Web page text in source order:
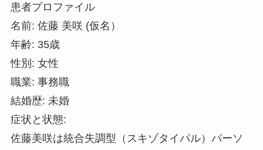
患者プロファイル
名前: 佐藤 美咲 (仮名）
年齢: 35歳
性別: 女性
職業: 事務職
結婚歴: 未婚
症状と状態:
佐藤美咲は統合失調型（スキゾタイパル）パーソ